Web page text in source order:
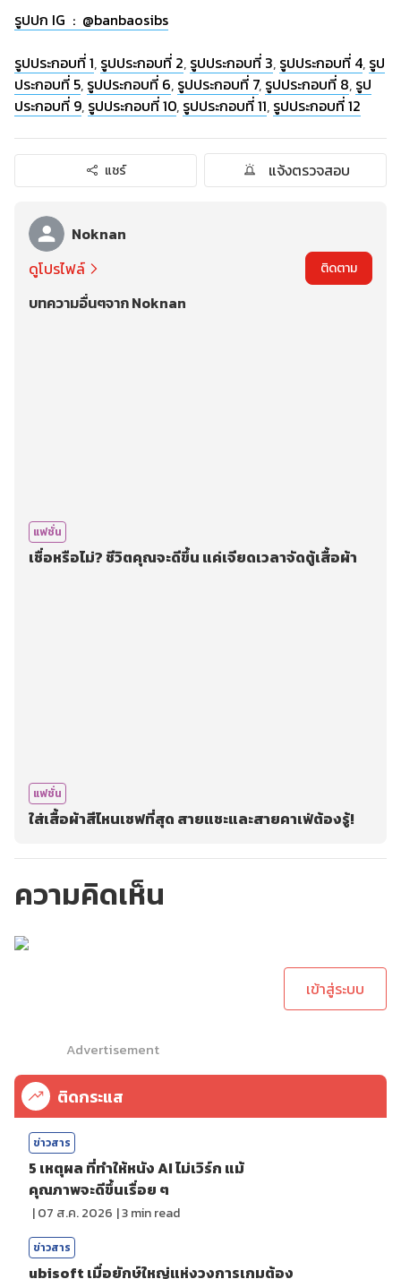
รูปปก IG : @banbaosibs
รูปประกอบที่ 1, รูปประกอบที่ 2, รูปประกอบที่ 3, รูปประกอบที่ 4, รูป
ประกอบที่ 5, รูปประกอบที่ 6, รูปประกอบที่ 7, รูปประกอบที่ 8, รูป
ประกอบที่ 9, รูปประกอบที่ 10, รูปประกอบที่ 11, รูปประกอบที่ 12
แชร์ แจ้งตรวจสอบ
Noknan
ดูโปรไฟล์
ติดตาม
บทความอื่นๆจาก Noknan
แฟชั่น
เชื่อหรือไม่? ชีวิตคุณจะดีขึ้น แค่เจียดเวลาจัดตู้เสื้อผ้า
แฟชั่น
ใส่เสื้อผ้าสีไหนเซฟที่สุด สายแชะและสายคาเฟ่ต้องรู้!
ความคิดเห็น
เข้าสู่ระบบ
Advertisement
ติดกระแส
ข่าวสาร
5 เหตุผล ที่ทำให้หนัง AI ไม่เวิร์ก แม้
คุณภาพจะดีขึ้นเรื่อย ๆ
|07 ส.ค. 2026 |3min read
ข่าวสาร
ubisoft เมื่อยักษ์ใหญ่แห่งวงการเกมต้อง